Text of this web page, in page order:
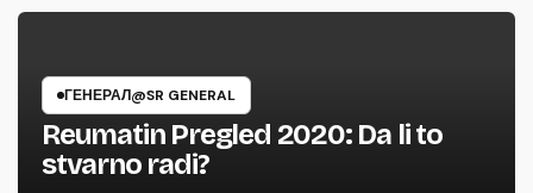
ГЕНЕРАЛ@SR GENERAL
Reumatin Pregled 2020: Da li to
stvarno radi?